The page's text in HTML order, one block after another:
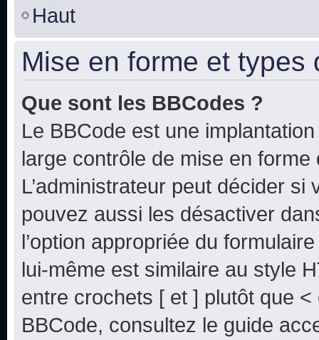
Haut
Mise en forme et types
Que sont les BBCodes ?
Le BBCode est une
large contrôle de mise en forme
L’administrateur peut décider
pouvez aussi les désactiver
l’option appropriée du
lui-même est similaire au style
entre crochets [ et ] plutôt que
BBCode, consultez le guide